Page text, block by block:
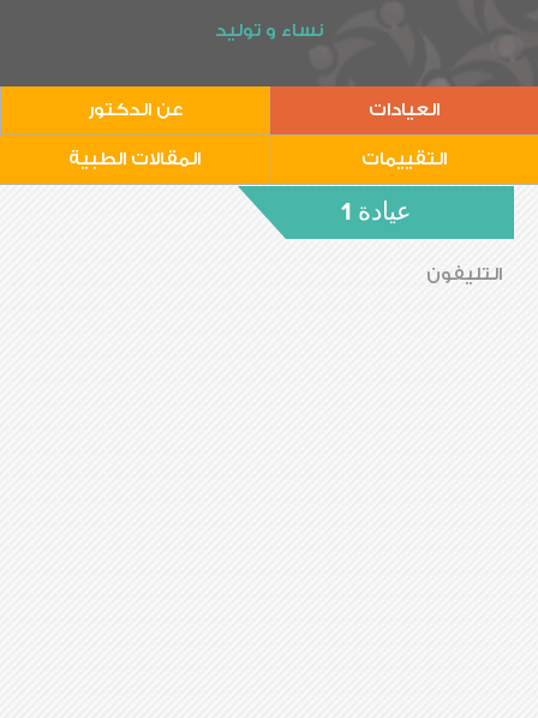
نساء و توليد
العيادات عن الدكتور
التقييمات المقالات الطبية
عيادة 1
التليفون